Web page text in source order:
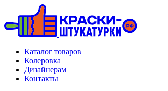
Каталог товаров
Колеровка
Дизайнерам
Контакты